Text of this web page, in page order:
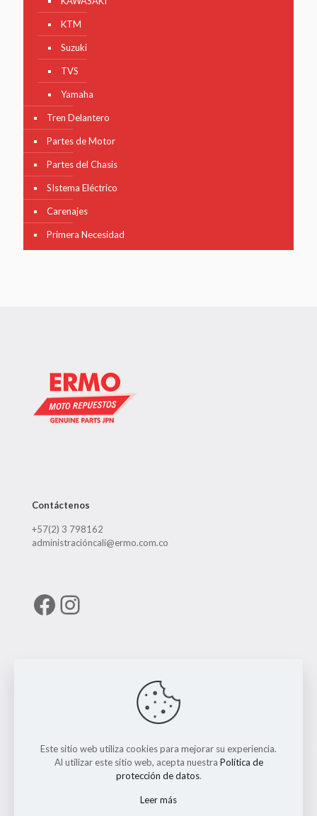
KTM
Suzuki
TVS
Yamaha
Tren Delantero
Partes de Motor
Partes del Chasis
SIstema Eléctrico
Carenajes
Primera Necesidad
Contáctenos
+57(2) 3 798162
administracióncali@ermo.com.co
Facebook
Instagram
© 2026 ERMO MOTO REPUESTOS. Todos los Derechos
Este sitio web utiliza cookies para mejorar su experiencia.
Al utilizar este sitio web, acepta nuestra Política de
protección de datos.
Leer más